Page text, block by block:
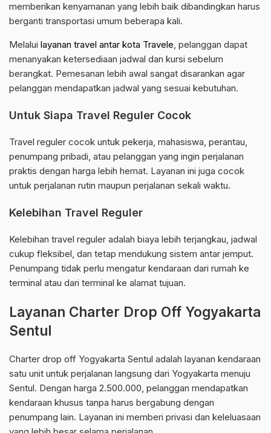
memberikan kenyamanan yang lebih baik dibandingkan harus
berganti transportasi umum beberapa kali.
Melalui layanan travel antar kota Travele, pelanggan dapat
menanyakan ketersediaan jadwal dan kursi sebelum
berangkat. Pemesanan lebih awal sangat disarankan agar
pelanggan mendapatkan jadwal yang sesuai kebutuhan.
Untuk Siapa Travel Reguler Cocok
Travel reguler cocok untuk pekerja, mahasiswa, perantau,
penumpang pribadi, atau pelanggan yang ingin perjalanan
praktis dengan harga lebih hemat. Layanan ini juga cocok
untuk perjalanan rutin maupun perjalanan sekali waktu.
Kelebihan Travel Reguler
Kelebihan travel reguler adalah biaya lebih terjangkau, jadwal
cukup fleksibel, dan tetap mendukung sistem antar jemput.
Penumpang tidak perlu mengatur kendaraan dari rumah ke
terminal atau dari terminal ke alamat tujuan.
Layanan Charter Drop Off Yogyakarta
Sentul
Charter drop off Yogyakarta Sentul adalah layanan kendaraan
satu unit untuk perjalanan langsung dari Yogyakarta menuju
Sentul. Dengan harga 2.500.000, pelanggan mendapatkan
kendaraan khusus tanpa harus bergabung dengan
penumpang lain. Layanan ini memberi privasi dan keleluasaan